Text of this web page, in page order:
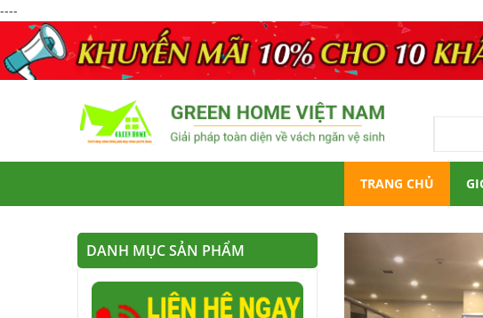
----
TRANG CHỦ
DANH MỤC SẢN PHẨM